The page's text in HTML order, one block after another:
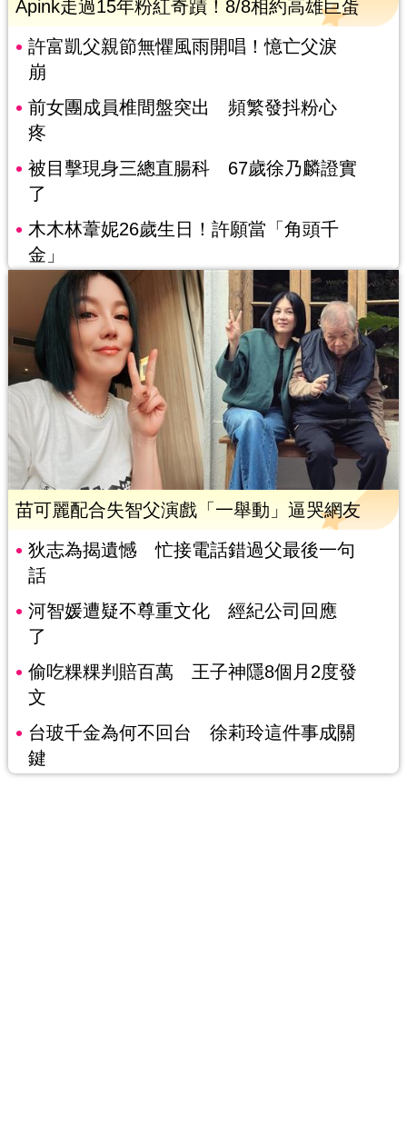
Apink走過15年粉紅奇蹟！8/8相約高雄巨蛋
許富凱父親節無懼風雨開唱！憶亡父淚
崩
前女團成員椎間盤突出 頻繁發抖粉心
疼
被目擊現身三總直腸科 67歲徐乃麟證實
了
木木林葦妮26歲生日！許願當「角頭千
金」
苗可麗配合失智父演戲「一舉動」逼哭網友
狄志為揭遺憾 忙接電話錯過父最後一句
話
河智媛遭疑不尊重文化 經紀公司回應
了
偷吃粿粿判賠百萬 王子神隱8個月2度發
文
台玻千金為何不回台 徐莉玲這件事成關
鍵